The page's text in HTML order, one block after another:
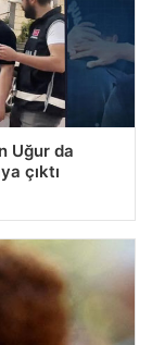
Uğur da
çıktı